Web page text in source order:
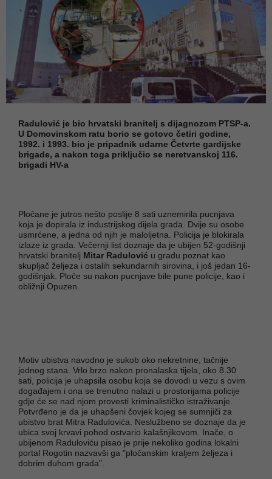
Radulović je bio hrvatski branitelj s dijagnozom PTSP-a.
U Domovinskom ratu borio se gotovo četiri godine,
1992. i 1993. bio je pripadnik udarne Četvrte gardijske
brigade, a nakon toga priključio se neretvanskoj 116.
brigadi HV-a
Pločane je jutros nešto poslije 8 sati uznemirila pucnjava
koja je dopirala iz industrijskog dijela grada. Dvije su osobe
usmrćene, a jedna od njih je maloljetna. Policija je blokirala
izlaze iz grada. Večernji list doznaje da je ubijen 52-godišnji
hrvatski branitelj Mitar Radulović u gradu poznat kao
skupljač željeza i ostalih sekundarnih sirovina, i još jedan 16-
godišnjak. Ploče su nakon pucnjave bile pune policije, kao i
obližnji Opuzen.
Motiv ubistva navodno je sukob oko nekretnine, tačnije
jednog stana. Vrlo brzo nakon pronalaska tijela, oko 8.30
sati, policija je uhapsila osobu koja se dovodi u vezu s ovim
događajem i ona se trenutno nalazi u prostorijama policije
gdje će se nad njom provesti kriminalističko istraživanje.
Potvrđeno je da je uhapšeni čovjek kojeg se sumnjiči za
ubistvo brat Mitra Radulovića. Neslužbeno se doznaje da je
ubica svoj krvavi pohod ostvario kalašnjikovom. Inače, o
ubijenom Raduloviću pisao je prije nekoliko godina lokalni
portal Rogotin nazvavši ga "pločanskim kraljem željeza i
dobrim duhom grada".